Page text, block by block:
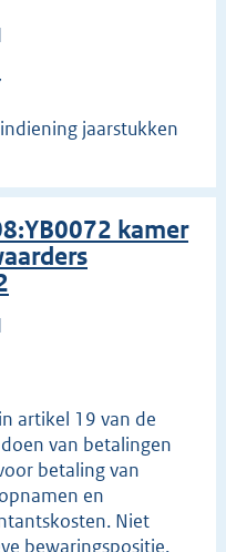
jaarstukken
kamer
artikel 19 van de
van betalingen
betaling van
en
Niet
bewaringspositie.